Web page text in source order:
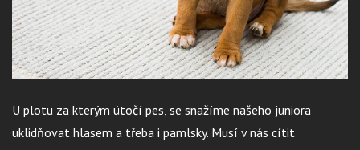
U plotu za kterým útočí pes, se snažíme našeho juniora
uklidňovat hlasem a třeba i pamlsky. Musí v nás cítit